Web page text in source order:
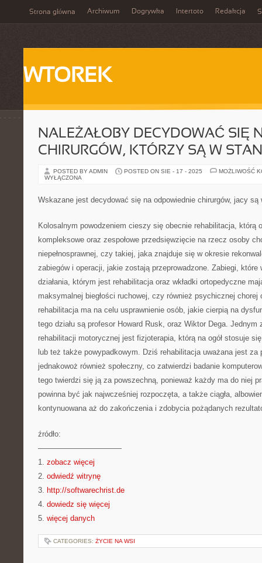
Strona główna Archiwum Dogrywka Intertoto Redakcja
WTOREK
NALEŻAŁOBY DECYDOWAĆ SIĘ
CHIRURGÓW, KTÓRZY SĄ W
POSTED BY ADMIN POSTED ON SIE - 17 - 2025
MOŻLIWOŚĆ
WYŁĄCZONA
Wskazane jest decydować się na odpowiednie chirurgów, jacy są
Kolosalnym powodzeniem cieszy się obecnie rehabilitacja, którą
kompleksowe oraz zespołowe przedsięwzięcie na rzecz osoby
niepełnosprawnej, czy takiej, jaka znajduje się w okresie
zabiegów i operacji, jakie zostają przeprowadzone. Zabiegi, które
działania, którym jest rehabilitacja oraz wkładki ortopedyczne
maksymalnej biegłości ruchowej, czy również psychicznej chorej
rehabilitacja ma na celu usprawnienie osób, jakie cierpią na
tego działu są profesor Howard Rusk, oraz Wiktor Dega. Jednym
rehabilitacji motorycznej jest fizjoterapia, którą na ogół stosuje
lub też także powypadkowym. Dziś rehabilitacja uważana jest
jednakowoż również społeczny, co zatwierdzi badanie
tego twierdzi się ją za powszechną, ponieważ każdy ma do niej
powinna być jak najwcześniej rozpoczęta, a także ciągła,
kontynuowana aż do zakończenia i zdobycia pożądanych
źródło:
———————————
1. zobacz więcej
2. odwiedź witrynę
3. http://softwarechrist.de
4. dowiedz się więcej
5. więcej danych
CATEGORIES: ŻYCIE NA WSI